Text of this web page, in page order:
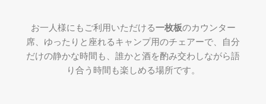
お一人様にもご利用いただける一枚板のカウンター
席、ゆったりと座れるキャンプ用のチェアーで、自分
だけの静かな時間も、誰かと酒を酌み交わしながら語
り合う時間も楽しめる場所です。